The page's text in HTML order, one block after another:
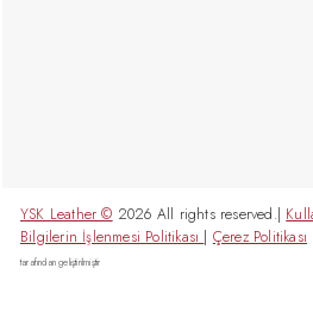
YSK Leather © 2026 All rights reserved.|
Bilgilerin İşlenmesi Politikası | Çerez Politikası
tarafından geliştirilmiştir